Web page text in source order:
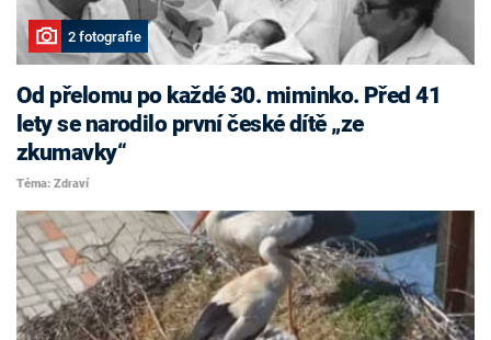
2 fotografie
Od přelomu po každé 30. miminko. Před 41
lety se narodilo první české dítě „ze
zkumavky“
Téma: Zdraví